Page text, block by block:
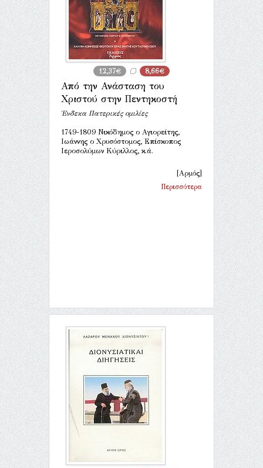
12,37€ 8,66€
Από την Ανάσταση του
Χριστού στην Πεντηκοστή
Ένδεκα Πατερικές ομιλίες
1749-1809 Νικόδημος ο Αγιορείτης,
Ιωάννης ο Χρυσόστομος, Επίσκοπος
Ιεροσολύμων Κύριλλος, κ.ά.
[Αρμός]
Περισσότερα